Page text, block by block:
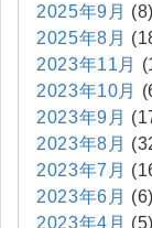
2025年9月 (8)
2025年8月
2023年11月
2023年10月
2023年9月
2023年8月
2023年7月
2023年6月 (6)
2023年4月 (5)